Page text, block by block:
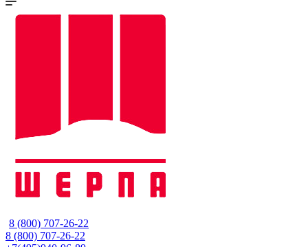
8 (800) 707-26-22
8 (800) 707-26-22